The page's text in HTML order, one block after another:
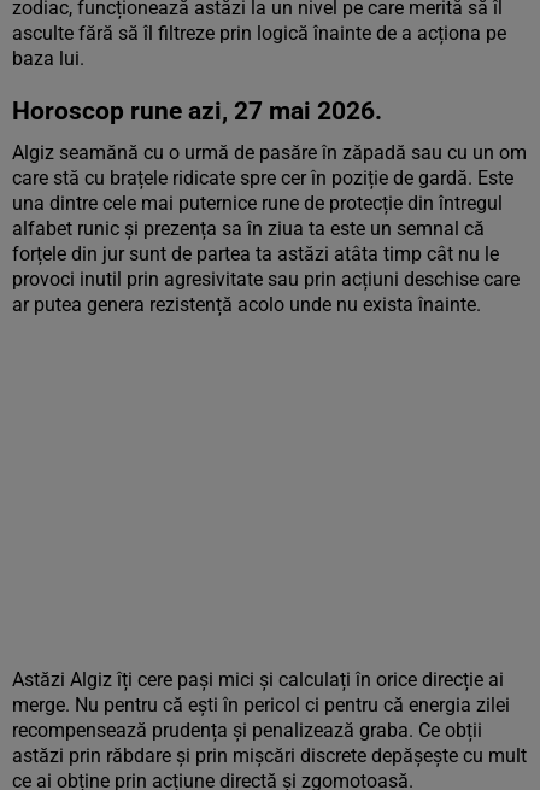
zodiac, funcționează astăzi la un nivel pe care merită să îl
asculte fără să îl filtreze prin logică înainte de a acționa pe
baza lui.
Horoscop rune azi, 27 mai 2026.
Algiz seamănă cu o urmă de pasăre în zăpadă sau cu un om
care stă cu brațele ridicate spre cer în poziție de gardă. Este
una dintre cele mai puternice rune de protecție din întregul
alfabet runic și prezența sa în ziua ta este un semnal că
forțele din jur sunt de partea ta astăzi atâta timp cât nu le
provoci inutil prin agresivitate sau prin acțiuni deschise care
ar putea genera rezistență acolo unde nu exista înainte.
Astăzi Algiz îți cere pași mici și calculați în orice direcție ai
merge. Nu pentru că ești în pericol ci pentru că energia zilei
recompensează prudența și penalizează graba. Ce obții
astăzi prin răbdare și prin mișcări discrete depășește cu mult
ce ai obține prin acțiune directă și zgomotoasă.